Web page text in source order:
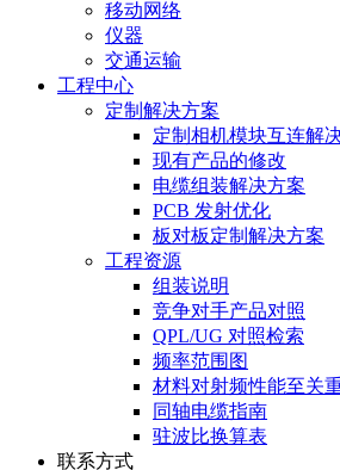
移动网络
仪器
交通运输
工程中心
定制解决方案
定制相机模块互连解
现有产品的修改
电缆组装解决方案
PCB 发射优化
板对板定制解决方案
工程资源
组装说明
竞争对手产品对照
QPL/UG 对照检索
频率范围图
材料对射频性能至关
同轴电缆指南
驻波比换算表
联系方式